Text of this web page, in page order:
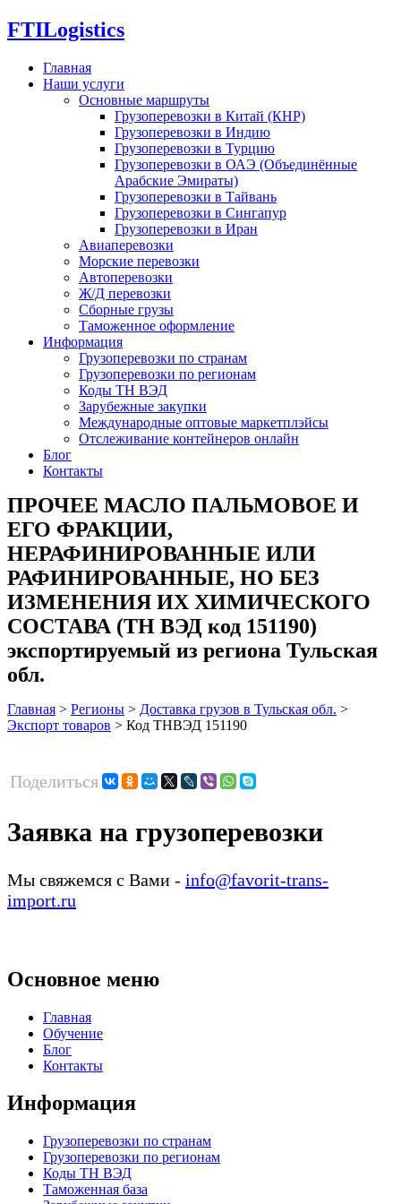
FTILogistics
Главная
Наши услуги
Основные маршруты
Грузоперевозки в Китай (КНР)
Грузоперевозки в Индию
Грузоперевозки в Турцию
Грузоперевозки в ОАЭ (Объединённые
Арабские Эмираты)
Грузоперевозки в Тайвань
Грузоперевозки в Сингапур
Грузоперевозки в Иран
Авиаперевозки
Морские перевозки
Автоперевозки
Ж/Д перевозки
Сборные грузы
Таможенное оформление
Информация
Грузоперевозки по странам
Грузоперевозки по регионам
Коды ТН ВЭД
Зарубежные закупки
Международные оптовые маркетплэйсы
Отслеживание контейнеров онлайн
Блог
Контакты
ПРОЧЕЕ МАСЛО ПАЛЬМОВОЕ И
ЕГО ФРАКЦИИ,
НЕРАФИНИРОВАННЫЕ ИЛИ
РАФИНИРОВАННЫЕ, НО БЕЗ
ИЗМЕНЕНИЯ ИХ ХИМИЧЕСКОГО
СОСТАВА (ТН ВЭД код 151190)
экспортируемый из региона Тульская
обл.
Главная > Регионы > Доставка грузов в Тульская обл. >
Экспорт товаров > Код ТНВЭД 151190
Поделиться
Заявка на грузоперевозки
Мы свяжемся с Вами - info@favorit-trans-
import.ru
Основное меню
Главная
Обучение
Блог
Контакты
Информация
Грузоперевозки по странам
Грузоперевозки по регионам
Коды ТН ВЭД
Таможенная база